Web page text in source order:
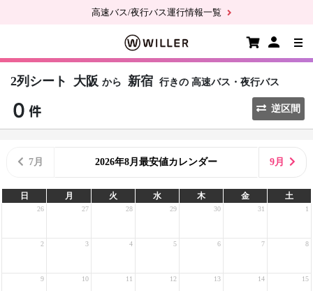
高速バス/夜行バス運行情報一覧
2列シート 大阪 から 新宿 行きの 高速バス・夜行バス
逆区間
7月 2026年8月最安値カレンダー 9月
日 月 火 水 木 金 土
26 27 28 29 30 31 1
2 3 4 5 6 7 8
9 10 11 12 13 14 15